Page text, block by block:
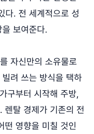
다. 전 세계적으로 성
보여준다.
자신만의 소유물로
려 쓰는 방식을 택하
구부터 시작해 주방,
렌탈 경제가 기존의 전
떤 영향을 미칠 것인